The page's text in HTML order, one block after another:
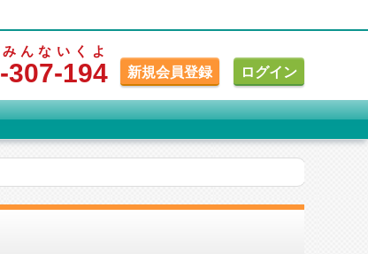
-307
みんな
-194
いくよ
新規会員登録
ログイン